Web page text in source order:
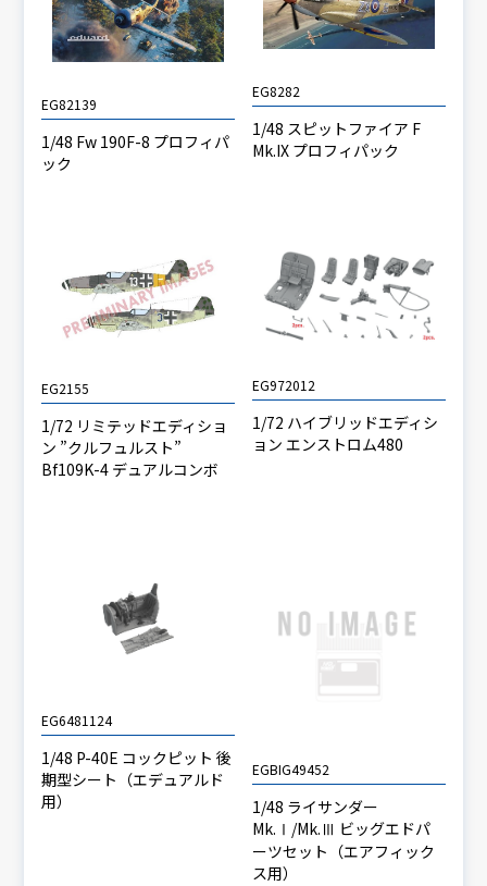
EG82139
1/48 Fw 190F-8 プロフィパ
ック
EG8282
1/48 スピットファイア F
Mk.IX プロフィパック
EG2155
1/72 リミテッドエディショ
ン ”クルフュルスト”
Bf109K-4 デュアルコンボ
EG972012
1/72 ハイブリッドエディシ
ョン エンストロム480
EG6481124
1/48 P-40E コックピット 後
期型シート（エデュアルド
用）
EGBIG49452
1/48 ライサンダー
Mk.Ⅰ/Mk.Ⅲ ビッグエドパ
ーツセット（エアフィック
ス用）